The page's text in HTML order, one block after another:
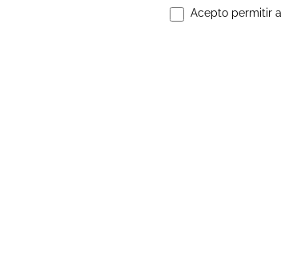
Acepto permitir